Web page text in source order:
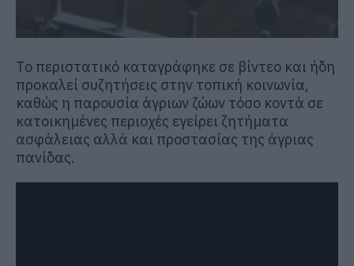
Το περιστατικό καταγράφηκε σε βίντεο και ήδη
προκαλεί συζητήσεις στην τοπική κοινωνία,
καθώς η παρουσία άγριων ζώων τόσο κοντά σε
κατοικημένες περιοχές εγείρει ζητήματα
ασφάλειας αλλά και προστασίας της άγριας
πανίδας.